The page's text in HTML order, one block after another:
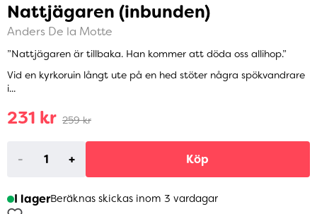
Nattjägaren (inbunden)
Anders De la Motte
”Nattjägaren är tillbaka. Han kommer att döda oss allihop.”
Vid en kyrkoruin långt ute på en hed stöter några spökvandrare
i...
231 kr 259 kr
- + Köp
I lagerBeräknas skickas inom 3 vardagar